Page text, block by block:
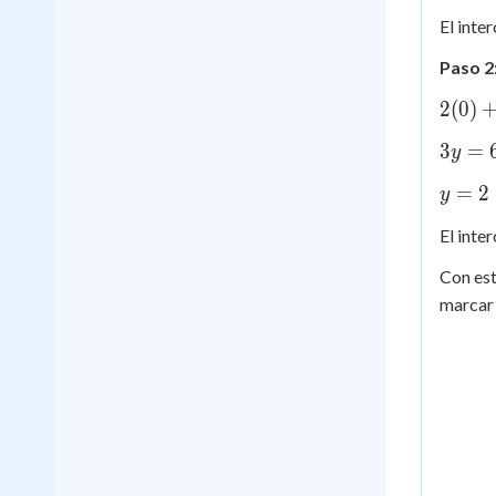
3
El
Paso
2(0)
3y
2(0) +
3y
6
3y =
y
2
y = 2
El
Con
marcar